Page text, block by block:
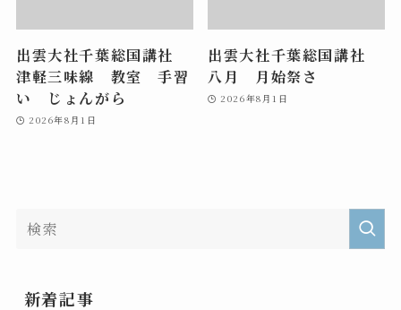
出雲大社千葉総国講社
津軽三味線 教室 手習
い じょんがら
2026年8月1日
出雲大社千葉総国講社
八月 月始祭さ
2026年8月1日
新着記事